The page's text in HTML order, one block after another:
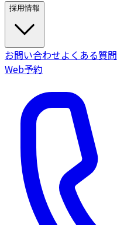
採用情報
お問い合わせよくある質問
Web予約